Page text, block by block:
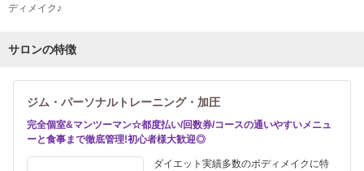
ディメイク♪
サロンの特徴
ジム・パーソナルトレーニング・加圧
完全個室&マンツーマン☆都度払い/回数券/コースの通いやすいメニュ
ーと食事まで徹底管理!初心者様大歓迎◎
ダイエット実績多数のボディメイクに特